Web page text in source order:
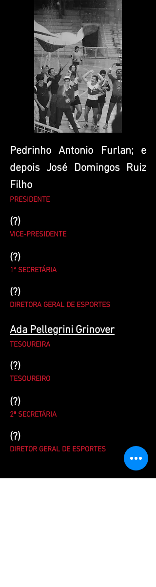
Pedrinho Antonio Furlan; e
depois José Domingos Ruiz
Filho
PRESIDENTE
(?)
VICE-PRESIDENTE
(?)
1ª SECRETÁRIA
(?)
DIRETORA GERAL DE ESPORTES
Ada Pellegrini Grinover
TESOUREIRA
(?)
TESOUREIRO
(?)
2ª SECRETÁRIA
(?)
DIRETOR GERAL DE ESPORTES